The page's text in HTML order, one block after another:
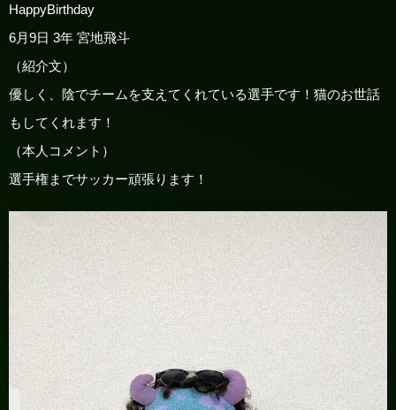
HappyBirthday
6月9日 3年 宮地飛斗
（紹介文）
優しく、陰でチームを支えてくれている選手です！猫のお世話
もしてくれます！
（本人コメント）
選手権までサッカー頑張ります！